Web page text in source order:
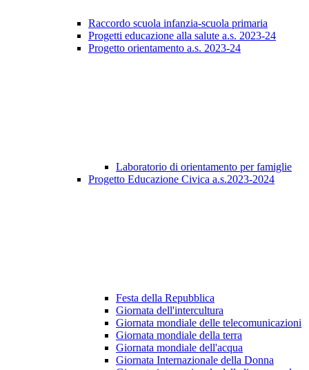
Raccordo scuola infanzia-scuola primaria
Progetti educazione alla salute a.s. 2023-24
Progetto orientamento a.s. 2023-24
Laboratorio di orientamento per famiglie
Progetto Educazione Civica a.s.2023-2024
Festa della Repubblica
Giornata dell'intercultura
Giornata mondiale delle telecomunicazioni
Giornata mondiale della terra
Giornata mondiale dell'acqua
Giornata Internazionale della Donna